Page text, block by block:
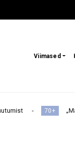
Viimased
„Ma olen 50